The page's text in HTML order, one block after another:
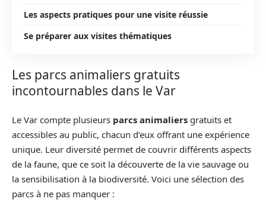
Les aspects pratiques pour une visite réussie
Se préparer aux visites thématiques
Les parcs animaliers gratuits
incontournables dans le Var
Le Var compte plusieurs parcs animaliers gratuits et
accessibles au public, chacun d’eux offrant une expérience
unique. Leur diversité permet de couvrir différents aspects
de la faune, que ce soit la découverte de la vie sauvage ou
la sensibilisation à la biodiversité. Voici une sélection des
parcs à ne pas manquer :